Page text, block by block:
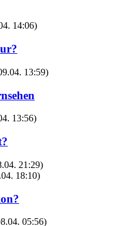
14:06)
13:59)
13:56)
21:29)
18:10)
05:56)